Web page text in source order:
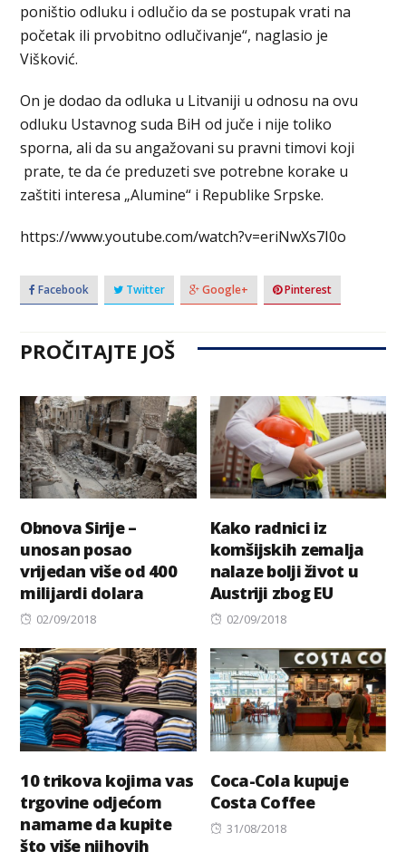
poništio odluku i odlučio da se postupak vrati na
početak ili prvobitno odlučivanje“, naglasio je
Višković.
On je dodao da odluka u Litvaniji u odnosu na ovu
odluku Ustavnog suda BiH od juče i nije toliko
sporna, ali da su angažovani su pravni timovi koji
prate, te da će preduzeti sve potrebne korake u
zaštiti interesa „Alumine“ i Republike Srpske.
https://www.youtube.com/watch?v=eriNwXs7I0o
Facebook Twitter Google+ Pinterest
PROČITAJTE JOŠ
Obnova Sirije –
unosan posao
vrijedan više od 400
milijardi dolara
Posted
02/09/2018
Kako radnici iz
komšijskih zemalja
nalaze bolji život u
Austriji zbog EU
Posted
02/09/2018
10 trikova kojima vas
trgovine odjećom
namame da kupite
što više njihovih
Coca-Cola kupuje
Costa Coffee
Posted
31/08/2018